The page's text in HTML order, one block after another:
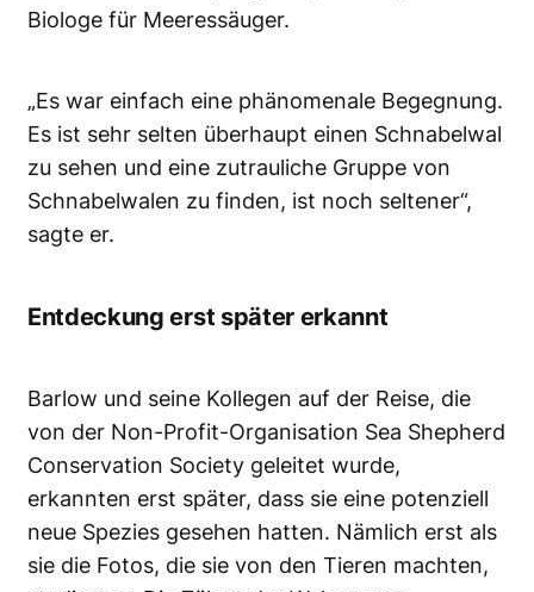
Biologe für Meeressäuger.
„Es war einfach eine phänomenale Begegnung.
Es ist sehr selten überhaupt einen Schnabelwal
zu sehen und eine zutrauliche Gruppe von
Schnabelwalen zu finden, ist noch seltener“,
sagte er.
Entdeckung erst später erkannt
Barlow und seine Kollegen auf der Reise, die
von der Non-Profit-Organisation Sea Shepherd
Conservation Society geleitet wurde,
erkannten erst später, dass sie eine potenziell
neue Spezies gesehen hatten. Nämlich erst als
sie die Fotos, die sie von den Tieren machten,